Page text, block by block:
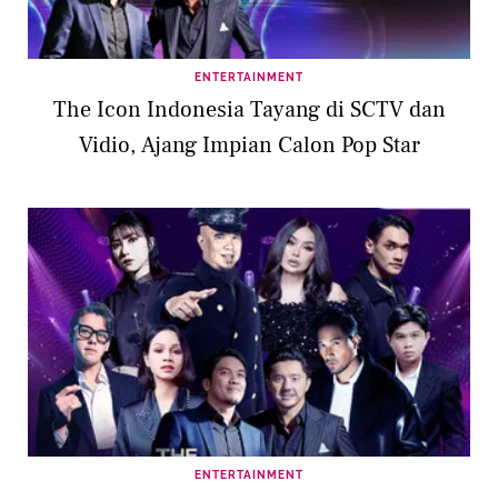
ENTERTAINMENT
The Icon Indonesia Tayang di SCTV dan
Vidio, Ajang Impian Calon Pop Star
ENTERTAINMENT